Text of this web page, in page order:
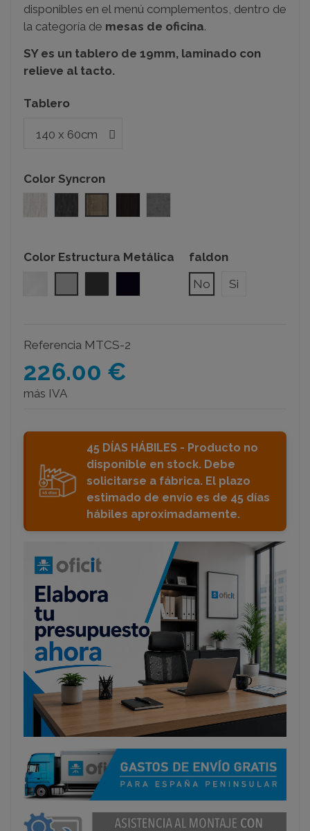
disponibles en el menú complementos, dentro de
la categoría de mesas de oficina.
SY es un tablero de 19mm, laminado con
relieve al tacto.
Tablero
Color Syncron
Color Estructura Metálica
faldon
No
Si
Referencia MTCS-2
226.00 €
más IVA
45 DÍAS HÁBILES - Producto no
disponible en stock. Debe
solicitarse a fábrica. El plazo
estimado de envío es de 45 días
hábiles aproximadamente.